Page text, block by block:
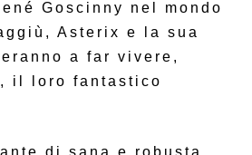
Goscinny nel mondo
Asterix e la sua
a far vivere,
il loro fantastico
di sana e robusta